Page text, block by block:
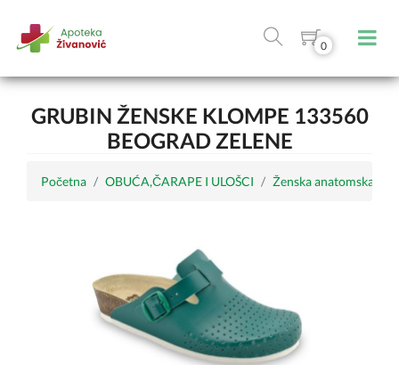
0
GRUBIN ŽENSKE KLOMPE 133560
BEOGRAD ZELENE
Početna OBUĆA,ČARAPE I ULOŠCI Ženska anatomska